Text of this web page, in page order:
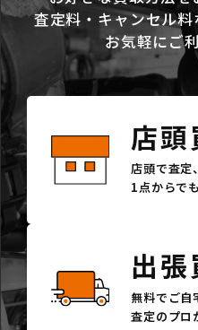
査定料・キャンセル
お気軽にご
店頭
店頭で査定
1点からで
出張
無料でご自
査定のプロ